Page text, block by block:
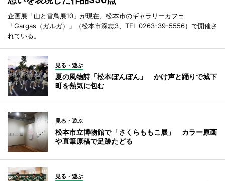
企画展「山と雷鳥展10」が現在、松本市のギャラリーカフェ
「Gargas（ガルガ）」（松本市深志3、TEL 0263-39-5556）で開催さ
れている。
見る・遊ぶ
夏の風物詩「松本ぼんぼん」 かけ声と踊りで城下
町を熱気に包む
見る・遊ぶ
松本市立博物館で「さくらももこ展」 カラー原画
や直筆原稿で足跡たどる
見る・遊ぶ